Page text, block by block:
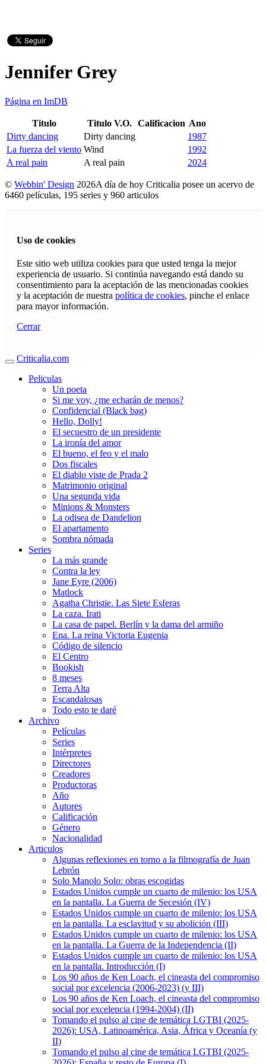
Jennifer Grey
Página en ImDB
Titulo Titulo V.O. Calificacion Ano
Dirty dancing
Dirty dancing
1987
La fuerza del viento Wind
1992
A real pain
A real pain 2024
© Webbin' Design 2026A día de hoy Criticalia posee un acervo de
6460 películas, 195 series y 960 articulos
Uso de cookies
Este sitio web utiliza cookies para que usted tenga la mejor
experiencia de usuario. Si continúa navegando está dando su
consentimiento para la aceptación de las mencionadas cookies
y la aceptación de nuestra política de cookies, pinche el enlace
para mayor información.
Cerrar
Criticalia.com
Peliculas
Un poeta
Si me voy, ¿me echarán de menos?
Confidencial (Black bag)
Hello, Dolly!
El secuestro de un presidente
La ironía del amor
El bueno, el feo y el malo
Dos fiscales
El diablo viste de Prada 2
Matrimonio original
Una segunda vida
Minions & Monsters
La odisea de Dandelion
El apartamento
Sombra nómada
Series
La más grande
Contra la ley
Jane Eyre (2006)
Matlock
Agatha Christie. Las Siete Esferas
La caza. Irati
La casa de papel. Berlín y la dama del armiño
Ena. La reina Victoria Eugenia
Código de silencio
El Centro
Bookish
8 meses
Terra Alta
Escandalosas
Todo esto te daré
Archivo
Películas
Series
Intérpretes
Directores
Creadores
Productoras
Año
Autores
Calificación
Género
Nacionalidad
Articulos
Algunas reflexiones en torno a la filmografía de Juan
Lebrón
Solo Manolo Solo: obras escogidas
Estados Unidos cumple un cuarto de milenio: los USA
en la pantalla. La Guerra de Secesión (IV)
Estados Unidos cumple un cuarto de milenio: los USA
en la pantalla. La esclavitud y su abolición (III)
Estados Unidos cumple un cuarto de milenio: los USA
en la pantalla. La Guerra de la Independencia (II)
Estados Unidos cumple un cuarto de milenio: los USA
en la pantalla. Introducción (I)
Los 90 años de Ken Loach, el cineasta del compromiso
social por excelencia (2006-2023) (y III)
Los 90 años de Ken Loach, el cineasta del compromiso
social por excelencia (1994-2004) (II)
Tomando el pulso al cine de temática LGTBI (2025-
2026): USA, Latinoamérica, Asia, África y Oceanía (y
II)
Tomando el pulso al cine de temática LGTBI (2025-